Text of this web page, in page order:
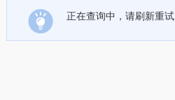
正在查询中，请刷新重试